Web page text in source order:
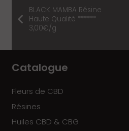
LES
OPTIONS
BLACK MAMBA Résine
Haute Qualité ******
3,00€/g
Catalogue
Fleurs de CBD
Résines
Huiles CBD & CBG